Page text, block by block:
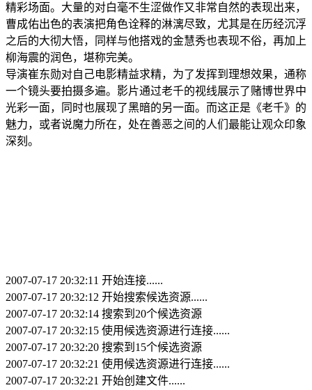
精彩场面。大量的对白毫不生涩做作又非常自然的表现出来，
曹成佑出色的表演把角色诠释的淋漓尽致，尤其是在历经沉浮
之后的大彻大悟，同样与他搭戏的金慧秀也表现不俗，再加上
柳海震的润色，堪称完美。
导演崔东勋对自己电影精益求精，为了发挥到理想效果，通称
一个镜头要拍摄多遍。影片通过老千的视线展示了赌博世界中
光彩一面，同时也展现了黑暗的另一面。而这正是《老千》的
魅力，或者说魔力所在，处在善恶之间的人们最能让观众印象
深刻。
2007-07-17 20:32:11 开始连接......
2007-07-17 20:32:12 开始搜索候选资源......
2007-07-17 20:32:14 搜索到20个候选资源
2007-07-17 20:32:15 使用候选资源进行连接......
2007-07-17 20:32:20 搜索到15个候选资源
2007-07-17 20:32:21 使用候选资源进行连接......
2007-07-17 20:32:21 开始创建文件......